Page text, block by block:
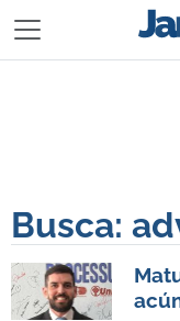
Busca: